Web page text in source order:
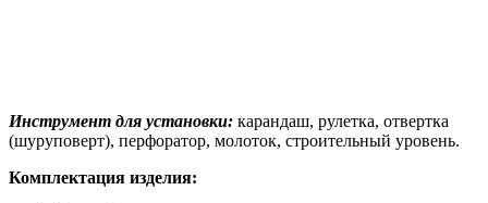
Инструмент для установки: карандаш, рулетка, отвертка
(шуруповерт), перфоратор, молоток, строительный уровень.
Комплектация изделия: